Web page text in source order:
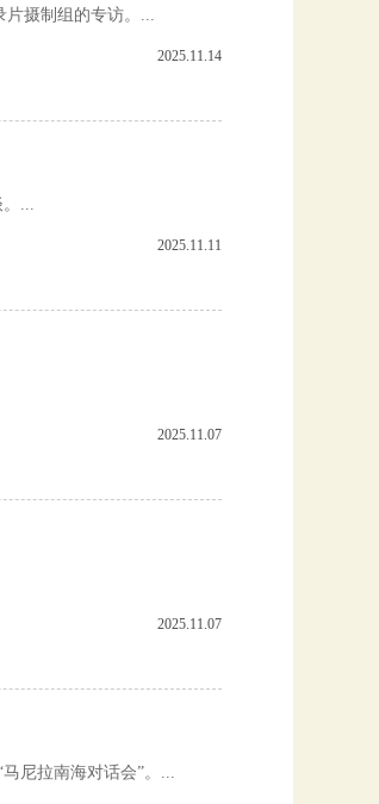
片摄制组的专访。...
2025.11.14
。...
2025.11.11
2025.11.07
2025.11.07
尼拉南海对话会”。...